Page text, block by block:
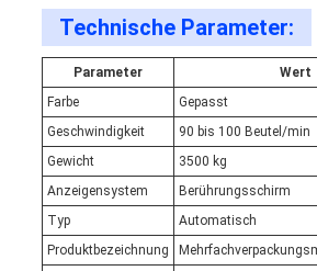
Technische Parameter:
Parameter
Wert
Farbe
Gepasst
Geschwindigkeit
90 bis 100 Beutel/min
Gewicht
3500 kg
Anzeigensystem
Berührungsschirm
Typ
Automatisch
Produktbezeichnung